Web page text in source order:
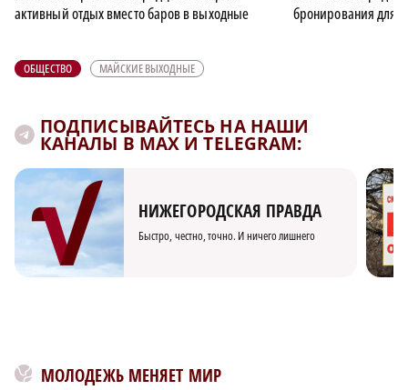
активный отдых вместо баров в выходные
бронирования для
ОБЩЕСТВО МАЙСКИЕ ВЫХОДНЫЕ
ПОДПИСЫВАЙТЕСЬ НА НАШИ
КАНАЛЫ В MAX И TELEGRAM:
НИЖЕГОРОДСКАЯ ПРАВДА
Быстро, честно, точно. И ничего лишнего
МОЛОДЕЖЬ МЕНЯЕТ МИР